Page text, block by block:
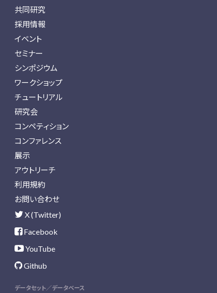
共同研究
採用情報
イベント
セミナー
シンポジウム
ワークショップ
チュートリアル
研究会
コンペティション
コンファレンス
展示
アウトリーチ
利用規約
お問い合わせ
X (Twitter)
Facebook
YouTube
Github
データセット／データベース